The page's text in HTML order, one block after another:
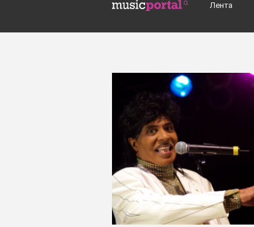
Перейти к основному содержанию Лента